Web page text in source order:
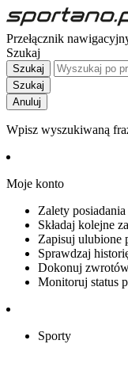
Przełącznik
Szukaj
Szukaj
Szukaj
Anuluj
Wpisz wyszukiwaną
Moje konto
Zalety
Składaj kolejne
Zapisuj ulubione
Sprawdzaj
Dokonuj
Monitoruj status
Sporty